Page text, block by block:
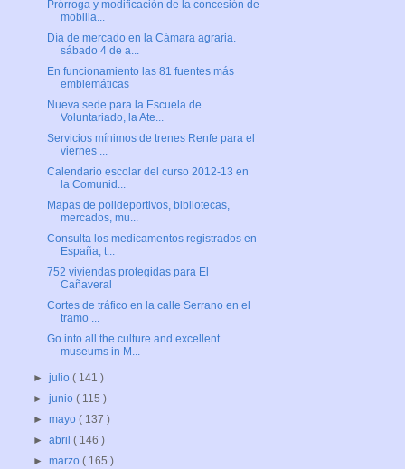
Prórroga y modificación de la concesión de
mobilia...
Día de mercado en la Cámara agraria.
sábado 4 de a...
En funcionamiento las 81 fuentes más
emblemáticas
Nueva sede para la Escuela de
Voluntariado, la Ate...
Servicios mínimos de trenes Renfe para el
viernes ...
Calendario escolar del curso 2012-13 en
la Comunid...
Mapas de polideportivos, bibliotecas,
mercados, mu...
Consulta los medicamentos registrados en
España, t...
752 viviendas protegidas para El
Cañaveral
Cortes de tráfico en la calle Serrano en el
tramo ...
Go into all the culture and excellent
museums in M...
►julio( 141 )
►junio( 115 )
►mayo( 137 )
►abril( 146 )
►marzo( 165 )